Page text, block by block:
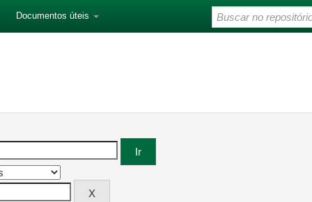
Documentos úteis